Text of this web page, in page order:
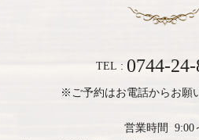
TEL : 0744-24-
※ご予約はお電話からお願
営業時間 9:00